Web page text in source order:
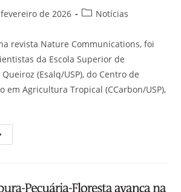
de 2026 Notícias
revista Nature Communications, foi
da Escola Superior de
(Esalq/USP), do Centro de
em Agricultura Tropical (CCarbon/USP),